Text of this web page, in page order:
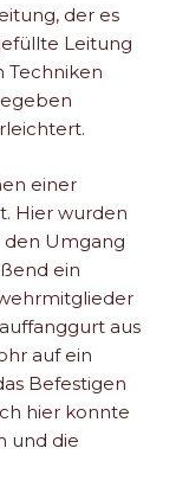
der es
Leitung
Techniken
einer
Hier wurden
Umgang
ein
aus
auf ein
Befestigen
hier konnte
und die